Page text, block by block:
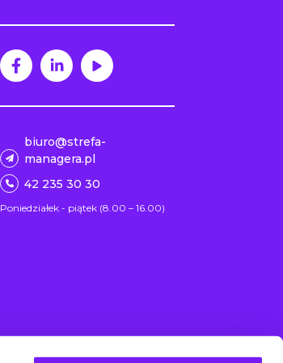
biuro@strefa-
managera.pl
42 235 30 30
Poniedziałek - piątek (8.00 – 16.00)